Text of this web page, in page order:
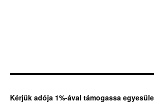
Kérjük adója 1%-ával támogassa